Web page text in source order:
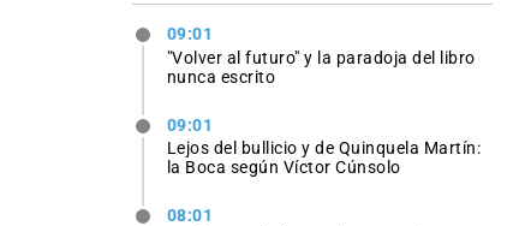
09:01
"Volver al futuro" y la paradoja del libro
nunca escrito
09:01
Lejos del bullicio y de Quinquela Martín:
la Boca según Víctor Cúnsolo
08:01